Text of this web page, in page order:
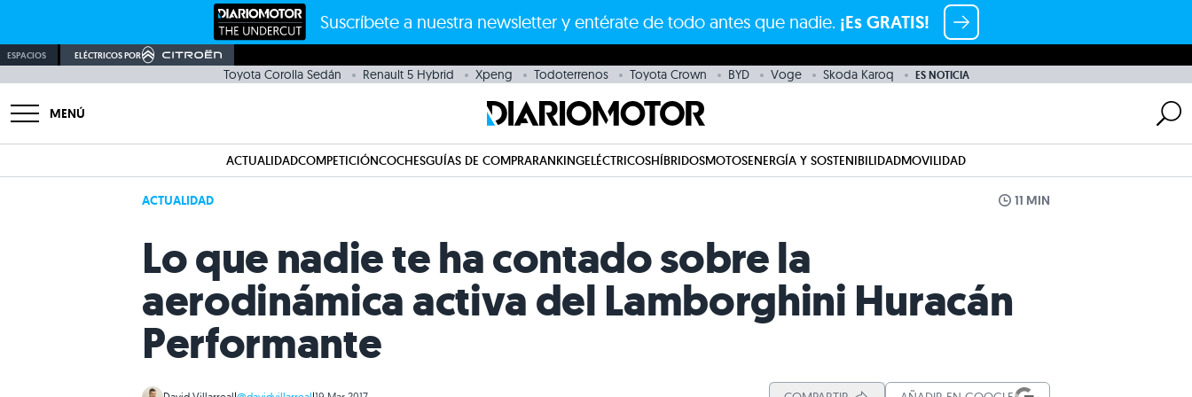
Suscríbete a nuestra newsletter y entérate de todo antes que nadie. ¡Es GRATIS!
ESPACIOS ELÉCTRICOS POR
Toyota Corolla Sedán Renault 5 Hybrid Xpeng Todoterrenos Toyota Crown BYD Voge Skoda Karoq ES NOTICIA
MENÚ
ACTUALIDADCOMPETICIÓNCOCHESGUÍAS DE COMPRARANKINGELÉCTRICOSHÍBRIDOSMOTOSENERGÍA Y SOSTENIBILIDADMOVILIDAD
ACTUALIDAD 11 MIN
Lo que nadie te ha contado sobre la
aerodinámica activa del Lamborghini Huracán
Performante